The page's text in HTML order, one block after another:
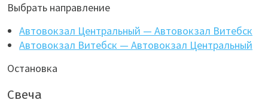
Выбрать направление
Автовокзал Центральный — Автовокзал Витебск
Автовокзал Витебск — Автовокзал Центральный
Остановка
Свеча